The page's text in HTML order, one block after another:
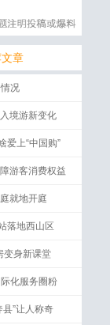
章
况
境游新变化
爱上“中国购”
游客消费权益
就地开庭
落地西山区
变身新课堂
化服务圈粉
”让人称奇